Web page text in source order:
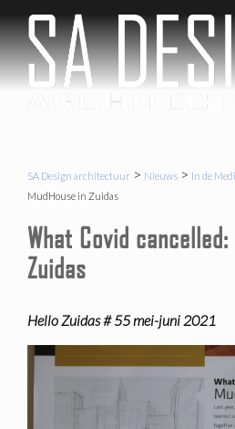
SA Design architectuur > Nieuws > In de
MudHouse in Zuidas
What Covid
Zuidas
Hello Zuidas # 55 mei-juni 2021